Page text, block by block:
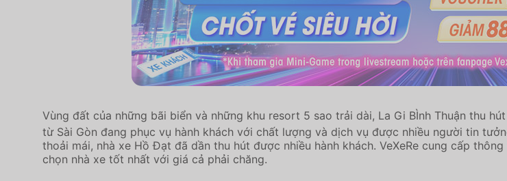
Vùng đất của những bãi biển và những khu resort 5 sao trải dài, La Gi BÌnh Thuận thu
từ Sài Gòn đang phục vụ hành khách với chất lượng và dịch vụ được nhiều người tin
thoải mái, nhà xe Hồ Đạt đã dần thu hút được nhiều hành khách. VeXeRe cung cấp
chọn nhà xe tốt nhất với giá cả phải chăng.